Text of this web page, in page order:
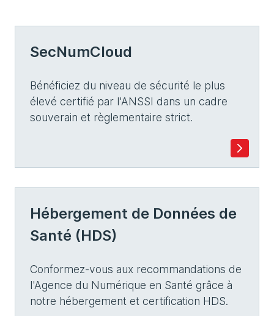
SecNumCloud
Bénéficiez du niveau de sécurité le plus
élevé certifié par l'ANSSI dans un cadre
souverain et règlementaire strict.
Hébergement de Données de
Santé (HDS)
Conformez-vous aux recommandations de
l'Agence du Numérique en Santé grâce à
notre hébergement et certification HDS.